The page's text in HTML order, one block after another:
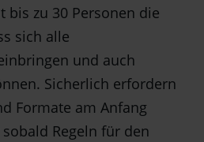
bis zu 30 Personen die
sich alle
und auch
Sicherlich erfordern
Formate am Anfang
Regeln für den